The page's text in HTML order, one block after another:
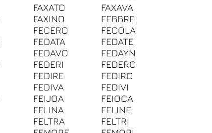
FAXATO
FAXAVA
FAXINO
FEBBRE
FECERO
FECOLA
FEDATA
FEDATE
FEDAVO
FEDAYN
FEDERI
FEDERO
FEDIRE
FEDIRO
FEDIVA
FEDIVI
FEIJOA
FEIOCA
FELINA
FELINE
FELTRA
FELTRI